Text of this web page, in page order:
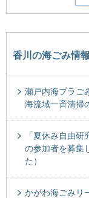
香川の海ごみ情報
瀬戸内海プラご
海流域一斉清掃
「夏休み自由
の参加者を募集
た）
かがわ海ごみリ